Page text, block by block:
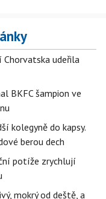
Chorvatska udeřila
BKFC šampion ve
kolegyně do kapsy.
berou dech
potíže zrychlují
mokrý od deště, a